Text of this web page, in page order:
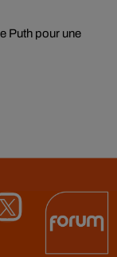
Puth pour une